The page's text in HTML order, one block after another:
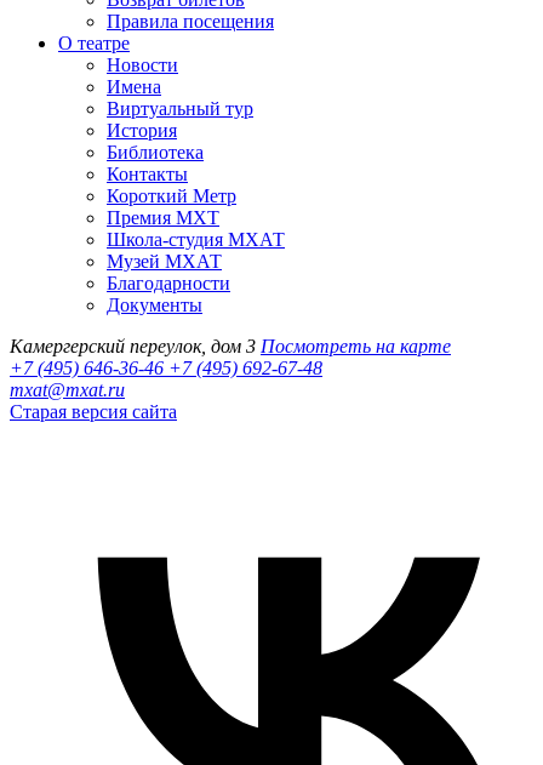
Правила посещения
О театре
Новости
Имена
Виртуальный тур
История
Библиотека
Контакты
Короткий Метр
Премия МХТ
Школа-студия МХАТ
Музей МХАТ
Благодарности
Документы
Камергерский переулок, дом 3 Посмотреть на карте
+7 (495) 646-36-46 +7 (495) 692-67-48‬
mxat@mxat.ru
Старая версия сайта